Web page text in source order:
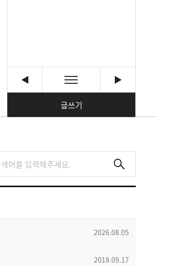
글쓰기
2026.08.05
2018.09.17